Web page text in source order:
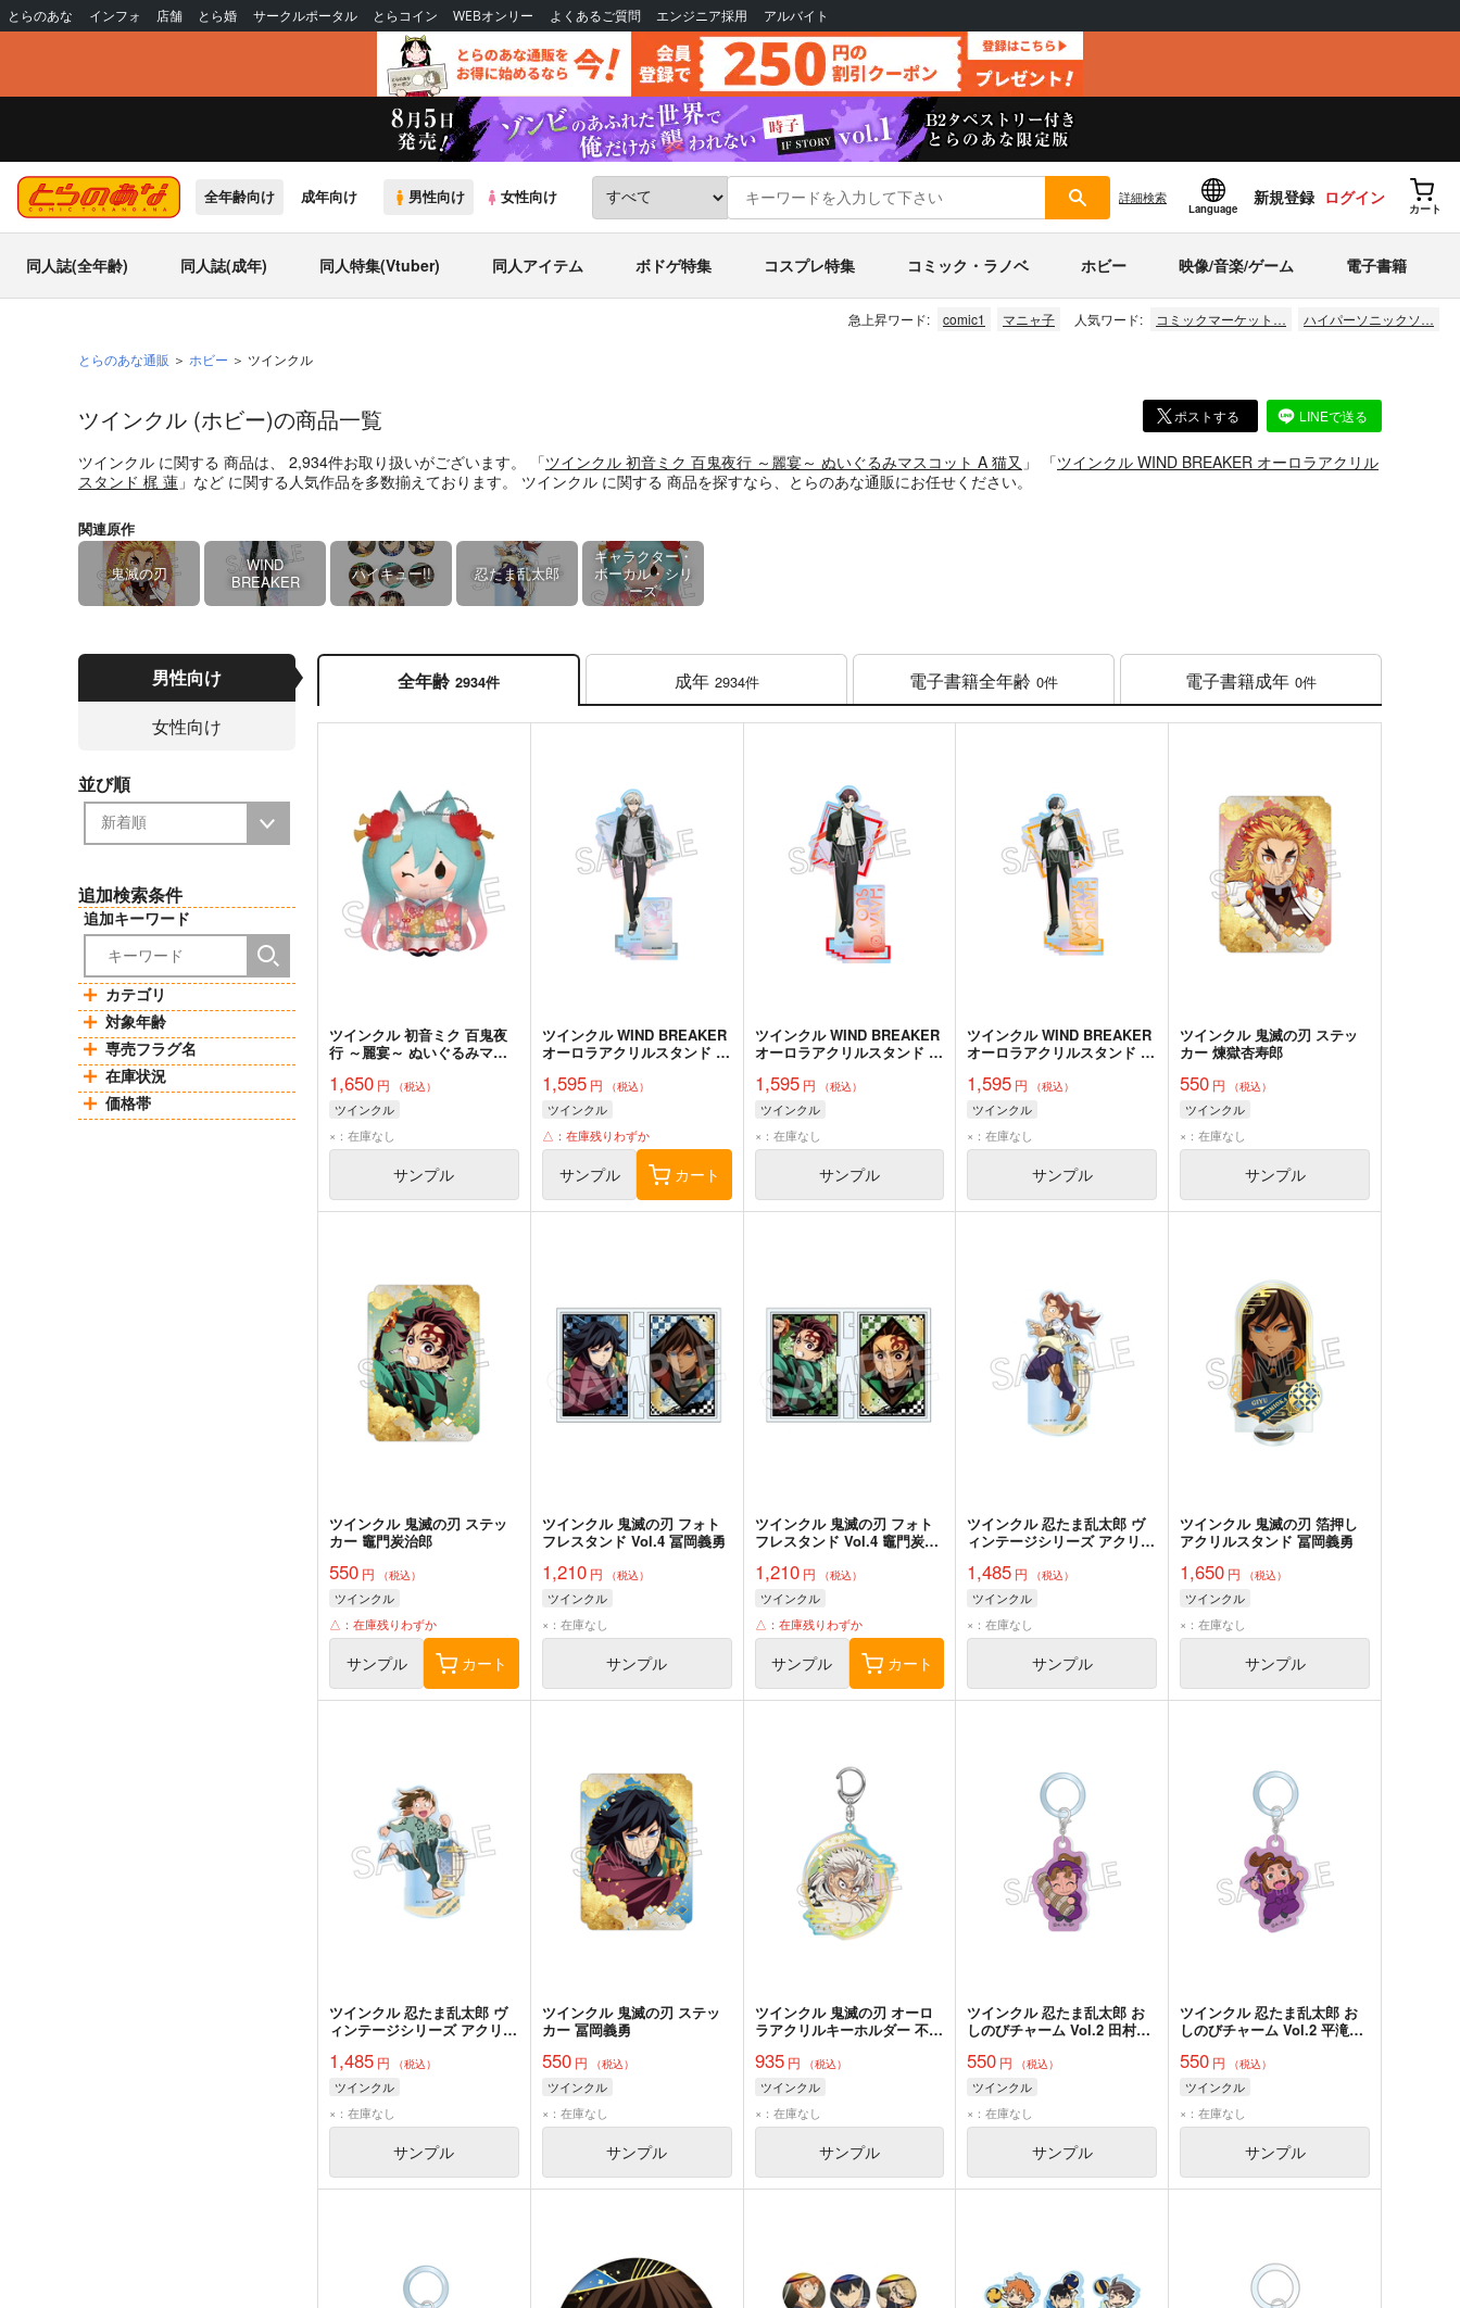
とらのあな インフォ 店舗 とら婚 サークルポータル とらコイン WEBオンリー よくあるご質問 エンジニア採用 アルバイト
全年齢向け 成年向け 男性向け 女性向け 詳細検索
Language
新規登録 ログイン
カート
同人誌(全年齢) 同人誌(成年) 同人特集(Vtuber) 同人アイテム ボドゲ特集 コスプレ特集 コミック・ラノベ ホビー 映像/音楽/ゲーム 電子書籍
急上昇ワード: comic1 マニャ子 人気ワード: コミックマーケット… ハイパーソニックソ…
とらのあな通販 ホビー ツインクル
ポストする LINEで送る
ツインクル (ホビー)の商品一覧
ツインクル に関する 商品は、 2,934件お取り扱いがございます。 「ツインクル 初音ミク 百鬼夜行 ～麗宴～ ぬいぐるみマスコット A 猫又 」 「ツインクル WIND BREAKER オーロラアクリル
スタンド 梶 蓮 」 など に関する人気作品を多数揃えております。 ツインクル に関する 商品を探すなら、とらのあな通販にお任せください。
関連原作
鬼滅の刃
WIND
BREAKER
ハイキュー!! 忍たま乱太郎
キャラクター・
ボーカル・シリ
ーズ
男性向け
女性向け
並び順
追加検索条件
追加キーワード
カテゴリ
対象年齢
専売フラグ名
在庫状況
価格帯
全年齢 2934件 成年 2934件 電子書籍全年齢 0件 電子書籍成年 0件
ツインクル 初音ミク 百鬼夜
行 ～麗宴～ ぬいぐるみマス
1,650 円 （税込）
ツインクル
×：在庫なし
サンプル
ツインクル WIND BREAKER
オーロラアクリルスタンド 梶
1,595円 （税込）
ツインクル
△：在庫残りわずか
サンプル カート
ツインクル WIND BREAKER
オーロラアクリルスタンド 蘇
1,595円 （税込）
ツインクル
×：在庫なし
サンプル
ツインクル WIND BREAKER
オーロラアクリルスタンド 桜
1,595 円 （税込）
ツインクル
×：在庫なし
サンプル
ツインクル 鬼滅の刃 ステッ
カー 煉獄杏寿郎
550 円 （税込）
ツインクル
×：在庫なし
サンプル
ツインクル 鬼滅の刃 ステッ
カー 竈門炭治郎
550 円 （税込）
ツインクル
△：在庫残りわずか
サンプル カート
ツインクル 鬼滅の刃 フォト
フレスタンド Vol.4 冨岡義勇
1,210円 （税込）
ツインクル
×：在庫なし
サンプル
ツインクル 鬼滅の刃 フォト
フレスタンド Vol.4 竈門炭治
1,210円 （税込）
ツインクル
△：在庫残りわずか
サンプル カート
ツインクル 忍たま乱太郎 ヴ
ィンテージシリーズ アクリル
1,485 円 （税込）
ツインクル
×：在庫なし
サンプル
ツインクル 鬼滅の刃 箔押し
アクリルスタンド 冨岡義勇
1,650 円 （税込）
ツインクル
×：在庫なし
サンプル
ツインクル 忍たま乱太郎 ヴ
ィンテージシリーズ アクリル
1,485 円 （税込）
ツインクル
×：在庫なし
サンプル
ツインクル 鬼滅の刃 ステッ
カー 冨岡義勇
550円 （税込）
ツインクル
×：在庫なし
サンプル
ツインクル 鬼滅の刃 オーロ
ラアクリルキーホルダー 不死
935円 （税込）
ツインクル
×：在庫なし
サンプル
ツインクル 忍たま乱太郎 お
しのびチャーム Vol.2 田村三
550 円 （税込）
ツインクル
×：在庫なし
サンプル
ツインクル 忍たま乱太郎 お
しのびチャーム Vol.2 平滝夜
550 円 （税込）
ツインクル
×：在庫なし
サンプル